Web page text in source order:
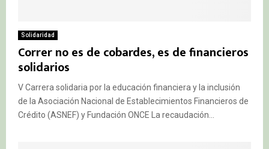
Solidaridad
Correr no es de cobardes, es de financieros
solidarios
V Carrera solidaria por la educación financiera y la inclusión
de la Asociación Nacional de Establecimientos Financieros de
Crédito (ASNEF) y Fundación ONCE La recaudación...